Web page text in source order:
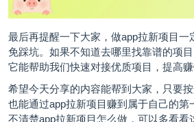
最后再提醒一下大家，做app拉新项目一
免踩坑。如果不知道去哪里找靠谱的项
它能帮助我们快速对接优质项目，提高赚
希望今天分享的内容能帮到大家，只要
也能通过app拉新项目赚到属于自己的第
不清楚app拉新项目怎么做，可以多看看